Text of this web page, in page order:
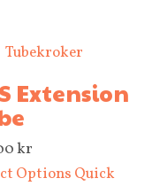
Tubekroker
Extension
kr
Options Quick